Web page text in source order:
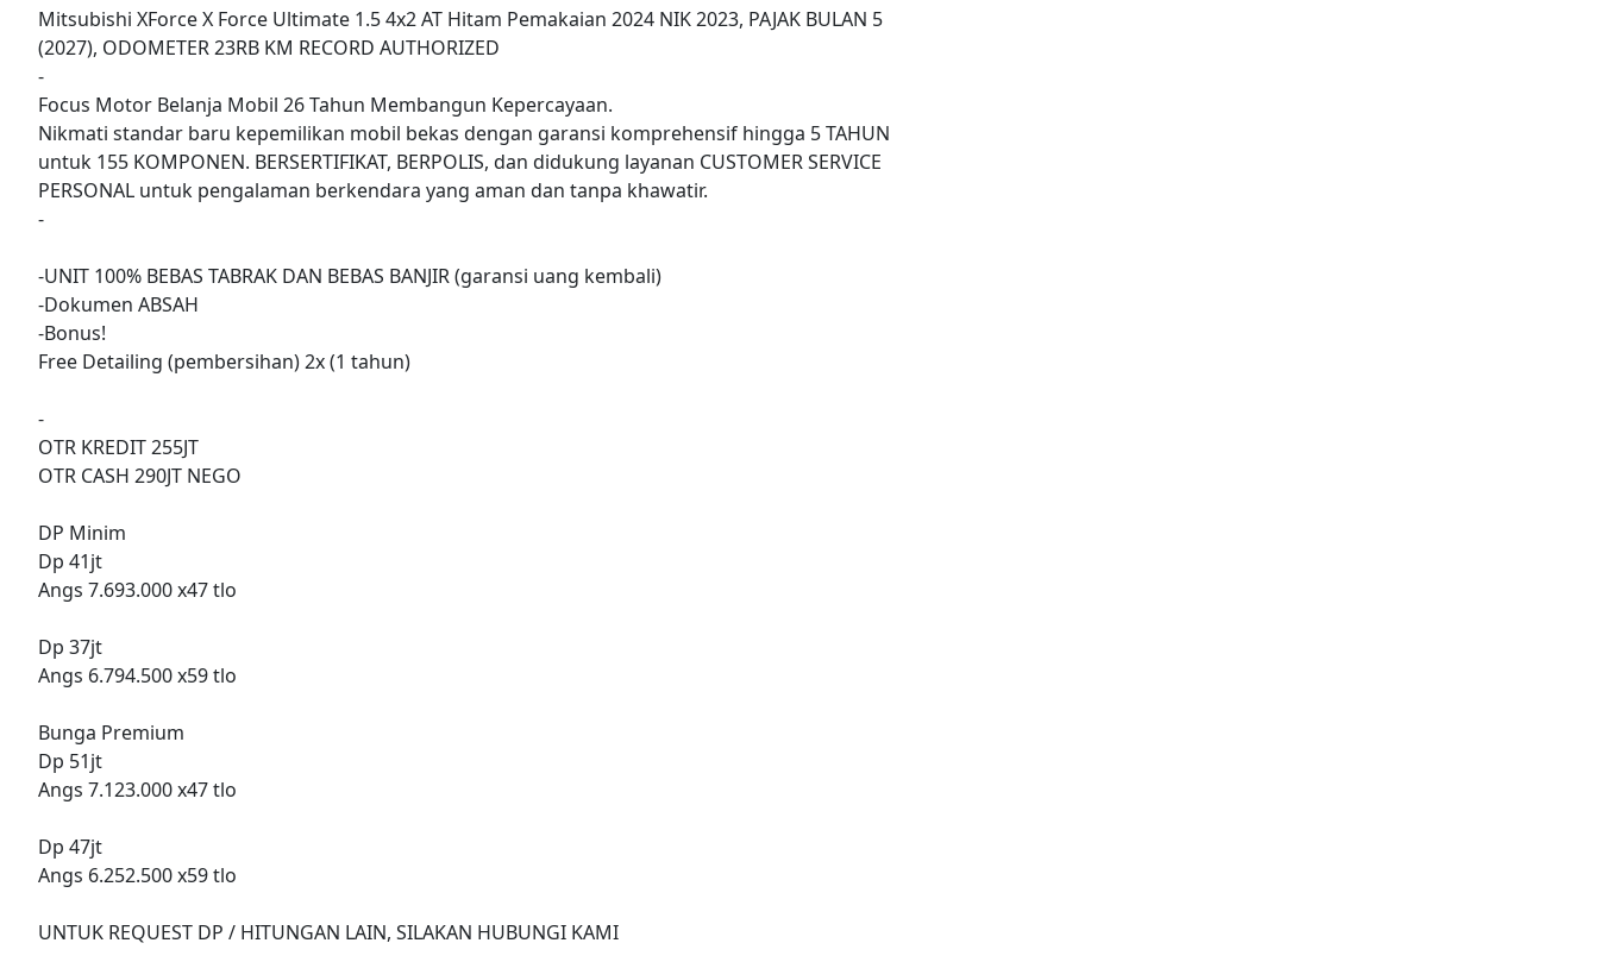
Mitsubishi XForce X Force Ultimate 1.5 4x2 AT Hitam Pemakaian 2024 NIK 2023, PAJAK BULAN 5
(2027), ODOMETER 23RB KM RECORD AUTHORIZED
-
Focus Motor Belanja Mobil 26 Tahun Membangun Kepercayaan.
Nikmati standar baru kepemilikan mobil bekas dengan garansi komprehensif hingga 5 TAHUN
untuk 155 KOMPONEN. BERSERTIFIKAT, BERPOLIS, dan didukung layanan CUSTOMER SERVICE
PERSONAL untuk pengalaman berkendara yang aman dan tanpa khawatir.
-
-UNIT 100% BEBAS TABRAK DAN BEBAS BANJIR (garansi uang kembali)
-Dokumen ABSAH
-Bonus!
Free Detailing (pembersihan) 2x (1 tahun)
-
OTR KREDIT 255JT
OTR CASH 290JT NEGO
DP Minim
Dp 41jt
Angs 7.693.000 x47 tlo
Dp 37jt
Angs 6.794.500 x59 tlo
Bunga Premium
Dp 51jt
Angs 7.123.000 x47 tlo
Dp 47jt
Angs 6.252.500 x59 tlo
UNTUK REQUEST DP / HITUNGAN LAIN, SILAKAN HUBUNGI KAMI